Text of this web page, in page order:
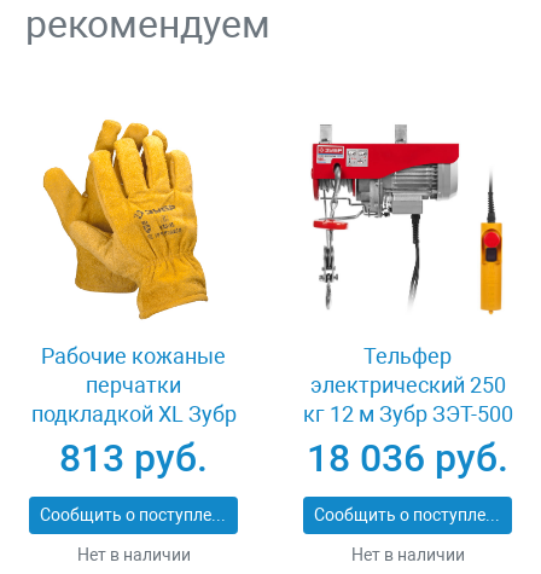
рекомендуем
Рабочие кожаные
перчатки
подкладкой XL Зубр
МАСТЕР 1135-XL
813 руб.
Сообщить о поступлении
Нет в наличии
Тельфер
электрический 250
кг 12 м Зубр ЗЭТ-500
18 036 руб.
Сообщить о поступлении
Нет в наличии